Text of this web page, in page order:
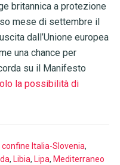
britannica a protezione
mese di settembre il
dall’Unione europea
una chance per
su il Manifesto
la possibilità di
confine Italia-Slovenia,
, Libia, Lipa, Mediterraneo